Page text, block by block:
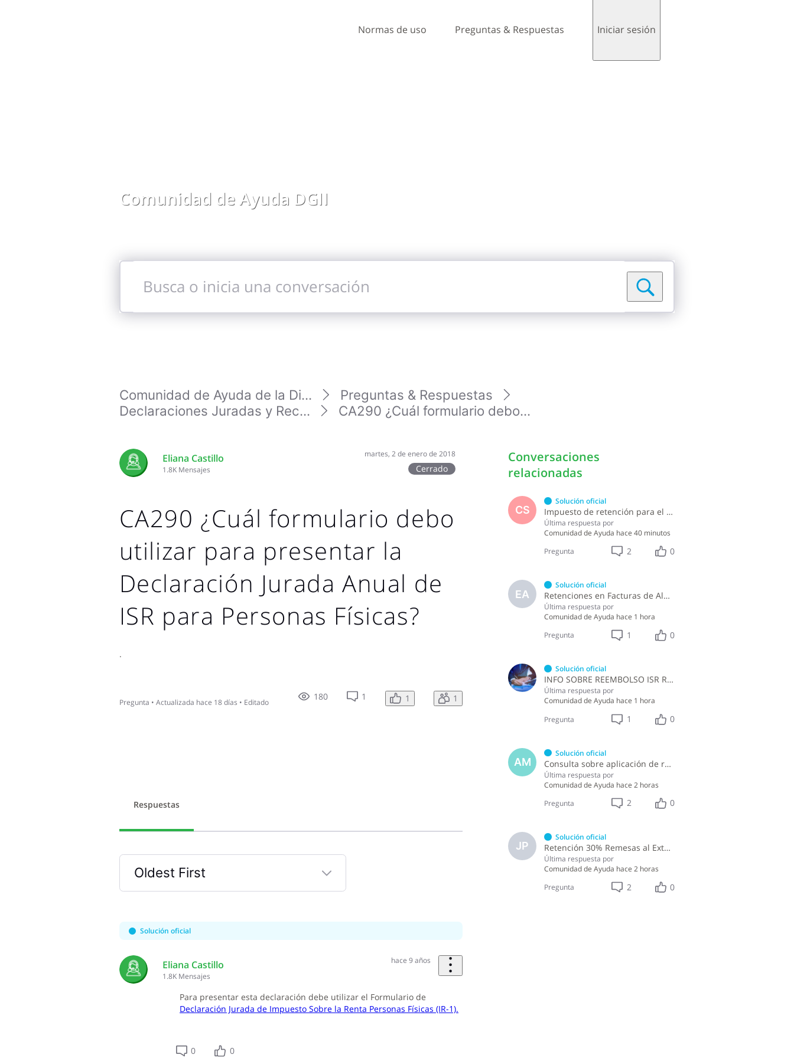
Normas de uso Preguntas & Respuestas Iniciar sesión
Comunidad de Ayuda DGII
Busca
inicia
Comunidad de Ayuda de la Di...
Preguntas & Respuestas
Declaraciones Juradas y Rec...
CA290 ¿Cuál formulario debo...
Eliana Castillo
1.8K Mensajes
martes, 2 de enero de 2018
Cerrado
CA290 ¿Cuál formulario debo
utilizar para presentar la
Declaración Jurada Anual de
ISR para Personas Físicas?
.
Pregunta • Actualizada hace 18 días • Editado
180 1 1 1
Respuestas
Oldest First
Selected
First
Solución oficial
Eliana Castillo
1.8K Mensajes
hace 9 años
Para presentar esta declaración debe utilizar el Formulario de
Declaración Jurada de Impuesto Sobre la Renta Personas Físicas (IR-1).
0 0
Conversaciones
relacionadas
CS
Solución oficial
Impuesto de retención para el pago por licencia de software y soporte de software ?
Última respuesta por
Comunidad de Ayuda hace 40 minutos
Pregunta
2 0
EA
Solución oficial
Retenciones en Facturas de Almuerzo
Última respuesta por
Comunidad de Ayuda hace 1 hora
Pregunta
1 0
Solución oficial
INFO SOBRE REEMBOLSO ISR RETENCIONES ASALARIADOS
Última respuesta por
Comunidad de Ayuda hace 1 hora
Pregunta
1 0
AM
Solución oficial
Consulta sobre aplicación de retenciones en la compra de alimentos a persona física
Última respuesta por
Comunidad de Ayuda hace 2 horas
Pregunta
2 0
JP
Solución oficial
Retención 30% Remesas al Exterior IR-17
Última respuesta por
Comunidad de Ayuda hace 2 horas
Pregunta
2 0